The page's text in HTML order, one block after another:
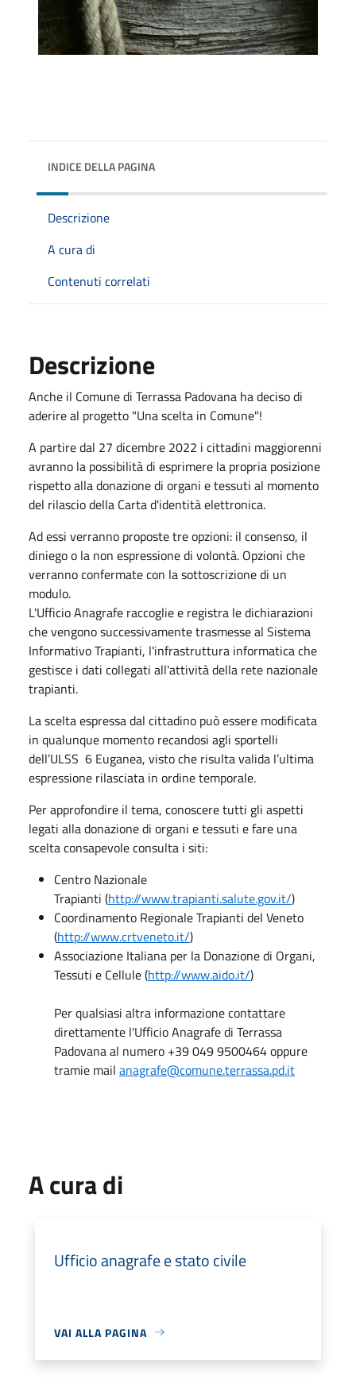
INDICE DELLA PAGINA
Descrizione
A cura di
Contenuti correlati
Descrizione
Anche il Comune di Terrassa Padovana ha deciso di
aderire al progetto "Una scelta in Comune"!
A partire dal 27 dicembre 2022 i cittadini maggiorenni
avranno la possibilità di esprimere la propria posizione
rispetto alla donazione di organi e tessuti al momento
del rilascio della Carta d'identità elettronica.
Ad essi verranno proposte tre opzioni: il consenso, il
diniego o la non espressione di volontà. Opzioni che
verranno confermate con la sottoscrizione di un
modulo.
L'Ufficio Anagrafe raccoglie e registra le dichiarazioni
che vengono successivamente trasmesse al Sistema
Informativo Trapianti, l'infrastruttura informatica che
gestisce i dati collegati all'attività della rete nazionale
trapianti.
La scelta espressa dal cittadino può essere modificata
in qualunque momento recandosi agli sportelli
dell’ULSS 6 Euganea, visto che risulta valida l’ultima
espressione rilasciata in ordine temporale.
Per approfondire il tema, conoscere tutti gli aspetti
legati alla donazione di organi e tessuti e fare una
scelta consapevole consulta i siti:
Centro Nazionale
Trapianti (http://www.trapianti.salute.gov.it/)
Coordinamento Regionale Trapianti del Veneto
(http://www.crtveneto.it/)
Associazione Italiana per la Donazione di Organi,
Tessuti e Cellule (http://www.aido.it/)
Per qualsiasi altra informazione contattare
direttamente l'Ufficio Anagrafe di Terrassa
Padovana al numero +39 049 9500464 oppure
tramie mail anagrafe@comune.terrassa.pd.it
A cura di
Ufficio anagrafe e stato civile
VAI ALLA PAGINA